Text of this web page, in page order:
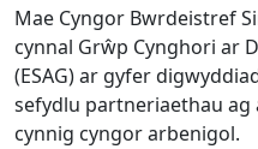
Mae Cyngor Bwrdeistref
cynnal Grŵp Cynghori ar
(ESAG) ar gyfer
sefydlu partneriaethau
cynnig cyngor arbenigol.